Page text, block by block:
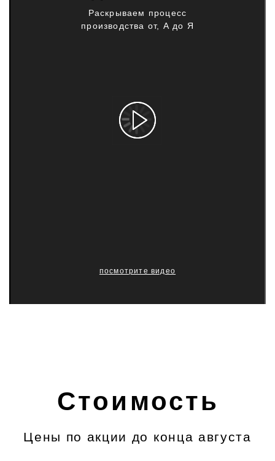
Раскрываем процесс
производства от, А до Я
посмотрите видео